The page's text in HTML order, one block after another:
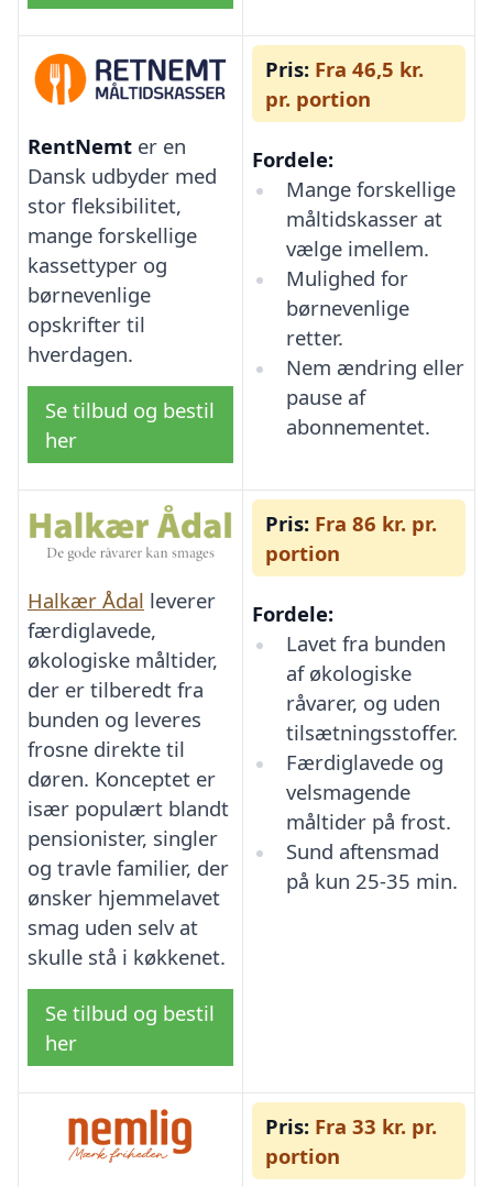
RentNemt er en
Dansk udbyder med
stor fleksibilitet,
mange forskellige
kassettyper og
børnevenlige
opskrifter til
hverdagen.
Se tilbud og bestil
her
Pris: Fra 46,5 kr.
pr. portion
Fordele:
Mange forskellige
måltidskasser at
vælge imellem.
Mulighed for
børnevenlige
retter.
Nem ændring eller
pause af
abonnementet.
Halkær Ådal leverer
færdiglavede,
økologiske måltider,
der er tilberedt fra
bunden og leveres
frosne direkte til
døren. Konceptet er
især populært blandt
pensionister, singler
og travle familier, der
ønsker hjemmelavet
smag uden selv at
skulle stå i køkkenet.
Se tilbud og bestil
her
Pris: Fra 86 kr. pr.
portion
Fordele:
Lavet fra bunden
af økologiske
råvarer, og uden
tilsætningsstoffer.
Færdiglavede og
velsmagende
måltider på frost.
Sund aftensmad
på kun 25-35 min.
Pris: Fra 33 kr. pr.
portion